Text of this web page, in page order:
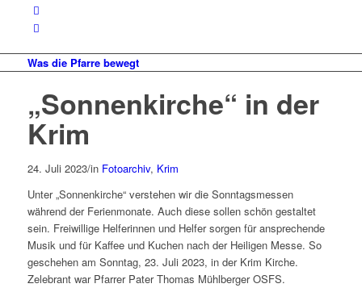
Was die Pfarre bewegt
„Sonnenkirche“ in der
Krim
24. Juli 2023/in Fotoarchiv, Krim
Unter „Sonnenkirche“ verstehen wir die Sonntagsmessen
während der Ferienmonate. Auch diese sollen schön gestaltet
sein. Freiwillige Helferinnen und Helfer sorgen für ansprechende
Musik und für Kaffee und Kuchen nach der Heiligen Messe. So
geschehen am Sonntag, 23. Juli 2023, in der Krim Kirche.
Zelebrant war Pfarrer Pater Thomas Mühlberger OSFS.